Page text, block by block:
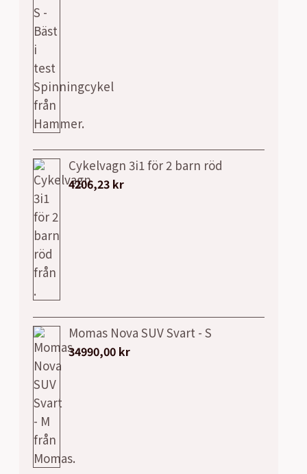
Cykelvagn 3i1 för 2 barn röd
4206,23 kr
Momas Nova SUV Svart - S
34990,00 kr